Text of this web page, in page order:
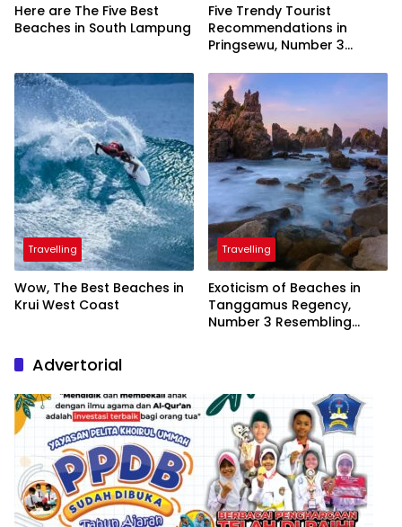
Here are The Five Best
Beaches in South Lampung
Five Trendy Tourist
Recommendations in
Pringsewu, Number 3
President
Travelling
Wow, The Best Beaches in
Krui West Coast
Travelling
Exoticism of Beaches in
Tanggamus Regency,
Number 3 Resembling
Advertorial